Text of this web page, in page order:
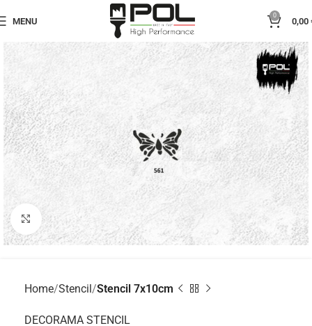
MENU
0
0,00
Click to enlarge
Home Stencil Stencil 7x10cm
DECORAMA STENCIL